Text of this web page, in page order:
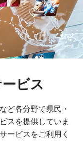
ビス
ど各分野で県民・
スを提供していま
ービスをご利用く